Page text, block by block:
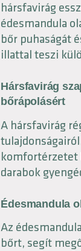
hársfavirág
édesmandula
bőr puhaságát
illattal teszi
Hársfavirág
bőrápolásért
A hársfavirág
komfortérzetet
darabok
Édesmandula
Az
bőrt, segít